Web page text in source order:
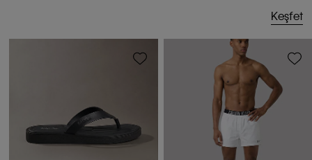
Keşfet